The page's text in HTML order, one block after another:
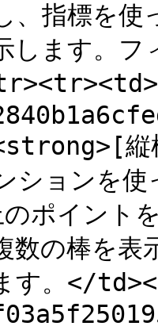
、指標を
します。
縦
ションを
ポイント
数の棒を
ます。</